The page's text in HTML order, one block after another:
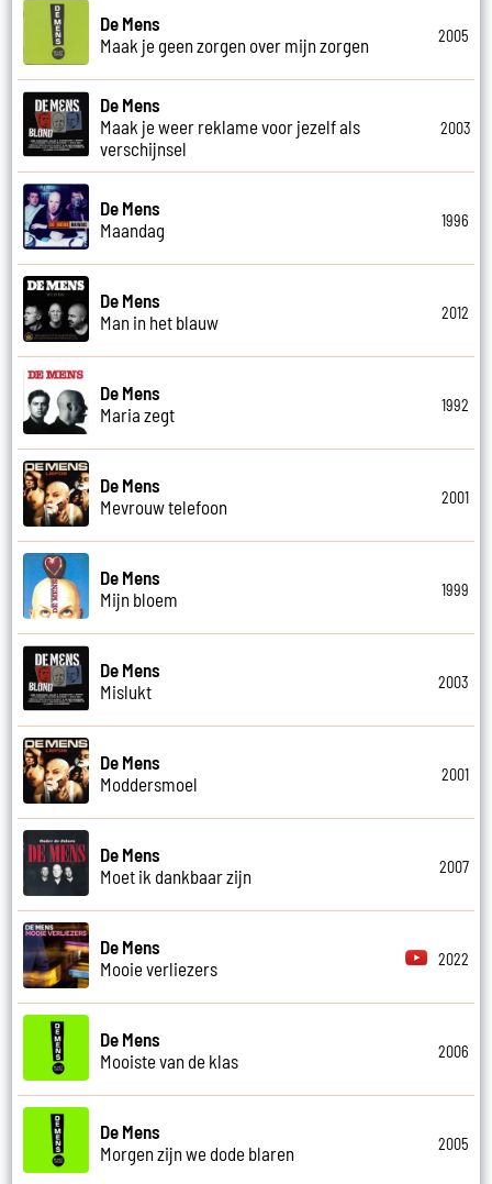
De Mens
Maak je geen zorgen over mijn zorgen
2005
De Mens
Maak je weer reklame voor jezelf als
verschijnsel
2003
De Mens
Maandag
1996
De Mens
Man in het blauw
2012
De Mens
Maria zegt
1992
De Mens
Mevrouw telefoon
2001
De Mens
Mijn bloem
1999
De Mens
Mislukt
2003
De Mens
Moddersmoel
2001
De Mens
Moet ik dankbaar zijn
2007
De Mens
Mooie verliezers
2022
De Mens
Mooiste van de klas
2006
De Mens
Morgen zijn we dode blaren
2005